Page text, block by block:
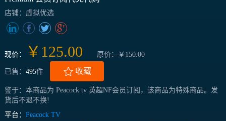
店铺：虚拟优选
现价： ￥125.00 原价：￥150.00
已售： 495件 收藏
鉴于：本商品为 Peacock tv 英超NF会员订阅，该商品为特殊商品。发
货后不退不换!
平台： Peacock TV